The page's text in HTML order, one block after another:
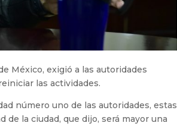
México, exigió a las autoridades
las actividades.
número uno de las autoridades, estas
la ciudad, que dijo, será mayor una